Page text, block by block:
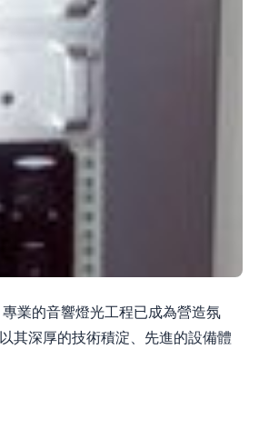
業的音響燈光工程已成為營造氛
其深厚的技術積淀、先進的設備體